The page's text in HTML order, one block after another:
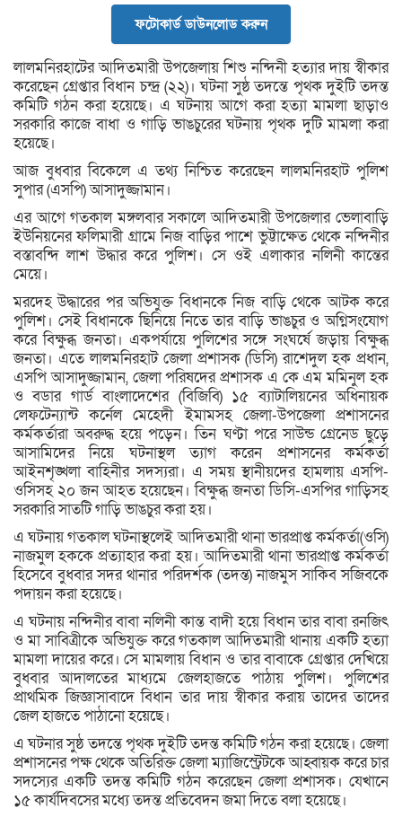
ফটোকার্ড ডাউনলোড করুন
লালমনিরহাটের আদিতমারী উপজেলায় শিশু নন্দিনী হত্যার দায় স্বীকার
করেছেন গ্রেপ্তার বিধান চন্দ্র (২২)। ঘটনা সুষ্ঠ তদন্তে পৃথক দুইটি তদন্ত
কমিটি গঠন করা হয়েছে। এ ঘটনায় আগে করা হত্যা মামলা ছাড়াও
সরকারি কাজে বাধা ও গাড়ি ভাঙচুরের ঘটনায় পৃথক দুটি মামলা করা
হয়েছে।
আজ বুধবার বিকেলে এ তথ্য নিশ্চিত করেছেন লালমনিরহাট পুলিশ
সুপার (এসপি) আসাদুজ্জামান।
এর আগে গতকাল মঙ্গলবার সকালে আদিতমারী উপজেলার ভেলাবাড়ি
ইউনিয়নের ফলিমারী গ্রামে নিজ বাড়ির পাশে ভুট্টাক্ষেত থেকে নন্দিনীর
বস্তাবন্দি লাশ উদ্ধার করে পুলিশ। সে ওই এলাকার নলিনী কান্তের
মেয়ে।
মরদেহ উদ্ধারের পর অভিযুক্ত বিধানকে নিজ বাড়ি থেকে আটক করে
পুলিশ। সেই বিধানকে ছিনিয়ে নিতে তার বাড়ি ভাঙচুর ও অগ্নিসংযোগ
করে বিক্ষুব্ধ জনতা। একপর্যায়ে পুলিশের সঙ্গে সংঘর্ষে জড়ায় বিক্ষুব্ধ
জনতা। এতে লালমনিরহাট জেলা প্রশাসক (ডিসি) রাশেদুল হক প্রধান,
এসপি আসাদুজ্জামান, জেলা পরিষদের প্রশাসক এ কে এম মমিনুল হক
ও বডার গার্ড বাংলাদেশের (বিজিবি) ১৫ ব্যাটালিয়নের অধিনায়ক
লেফটেন্যান্ট কর্নেল মেহেদী ইমামসহ জেলা-উপজেলা প্রশাসনের
কর্মকর্তারা অবরুদ্ধ হয়ে পড়েন। তিন ঘণ্টা পরে সাউন্ড গ্রেনেড ছুড়ে
আসামিদের নিয়ে ঘটনাস্থল ত্যাগ করেন প্রশাসনের কর্মকর্তা
আইনশৃঙ্খলা বাহিনীর সদস্যরা। এ সময় স্থানীয়দের হামলায় এসপি-
ওসিসহ ২০ জন আহত হয়েছেন। বিক্ষুব্ধ জনতা ডিসি-এসপির গাড়িসহ
সরকারি সাতটি গাড়ি ভাঙচুর করা হয়।
এ ঘটনায় গতকাল ঘটনাস্থলেই আদিতমারী থানা ভারপ্রাপ্ত কর্মকর্তা(ওসি)
নাজমুল হককে প্রত্যাহার করা হয়। আদিতমারী থানা ভারপ্রাপ্ত কর্মকর্তা
হিসেবে বুধবার সদর থানার পরিদর্শক (তদন্ত) নাজমুস সাকিব সজিবকে
পদায়ন করা হয়েছে।
এ ঘটনায় নন্দিনীর বাবা নলিনী কান্ত বাদী হয়ে বিধান তার বাবা রনজিৎ
ও মা সাবিত্রীকে অভিযুক্ত করে গতকাল আদিতমারী থানায় একটি হত্যা
মামলা দায়ের করে। সে মামলায় বিধান ও তার বাবাকে গ্রেপ্তার দেখিয়ে
বুধবার আদালতের মাধ্যমে জেলহাজতে পাঠায় পুলিশ। পুলিশের
প্রাথমিক জিজ্ঞাসাবাদে বিধান তার দায় স্বীকার করায় তাদের তাদের
জেল হাজতে পাঠানো হয়েছে।
এ ঘটনার সুষ্ঠ তদন্তে পৃথক দুইটি তদন্ত কমিটি গঠন করা হয়েছে। জেলা
প্রশাসনের পক্ষ থেকে অতিরিক্ত জেলা ম্যাজিস্ট্রেটকে আহ্বায়ক করে চার
সদস্যের একটি তদন্ত কমিটি গঠন করেছেন জেলা প্রশাসক। যেখানে
১৫ কার্যদিবসের মধ্যে তদন্ত প্রতিবেদন জমা দিতে বলা হয়েছে।